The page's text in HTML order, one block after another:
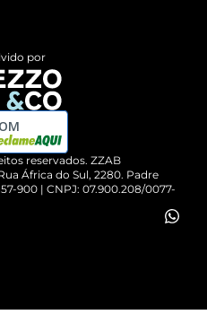
reservados. ZZAB
África do Sul, 2280. Padre
900 | CNPJ: 07.900.208/0077-
por